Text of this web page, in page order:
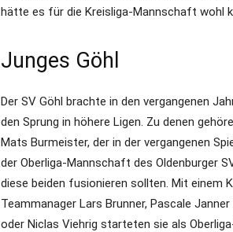
hätte es für die Kreisliga-Mannschaft wohl
Junges Göhl
Der SV Göhl brachte in den vergangenen
den Sprung in höhere Ligen. Zu denen
Mats Burmeister, der in der vergangenen
der Oberliga-Mannschaft des Oldenburger
diese beiden fusionieren sollten. Mit einem
Teammanager Lars Brunner, Pascale
oder Niclas Viehrig starteten sie als